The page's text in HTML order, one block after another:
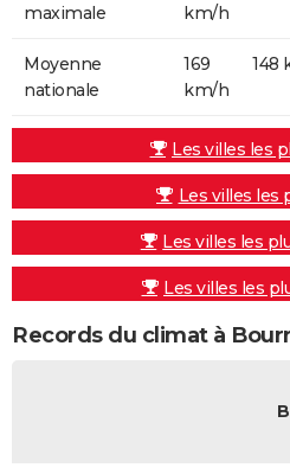
maximale
km/h
Moyenne
nationale
169
km/h
148
Les villes les
Les villes les
Les villes les
Les villes les
Records du climat à